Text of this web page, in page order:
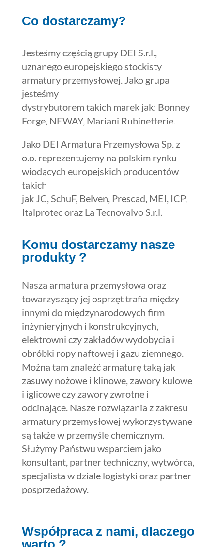
Co dostarczamy?
Jesteśmy częścią grupy DEI S.r.l.,
uznanego europejskiego stockisty
armatury przemysłowej. Jako grupa
jesteśmy
dystrybutorem takich marek jak: Bonney
Forge, NEWAY, Mariani Rubinetterie.
Jako DEI Armatura Przemysłowa Sp. z
o.o. reprezentujemy na polskim rynku
wiodących europejskich producentów
takich
jak JC, SchuF, Belven, Prescad, MEI, ICP,
Italprotec oraz La Tecnovalvo S.r.l.
Komu dostarczamy nasze
produkty ?
Nasza armatura przemysłowa oraz
towarzyszący jej osprzęt trafia między
innymi do międzynarodowych firm
inżynieryjnych i konstrukcyjnych,
elektrowni czy zakładów wydobycia i
obróbki ropy naftowej i gazu ziemnego.
Można tam znaleźć armaturę taką jak
zasuwy nożowe i klinowe, zawory kulowe
i iglicowe czy zawory zwrotne i
odcinające. Nasze rozwiązania z zakresu
armatury przemysłowej wykorzystywane
są także w przemyśle chemicznym.
Służymy Państwu wsparciem jako
konsultant, partner techniczny, wytwórca,
specjalista w dziale logistyki oraz partner
posprzedażowy.
Współpraca z nami, dlaczego
warto ?